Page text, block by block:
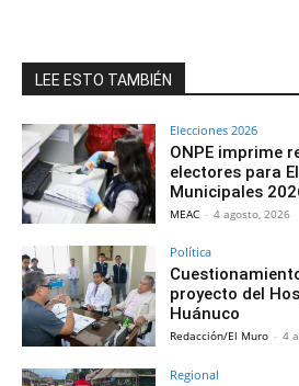
LEE ESTO TAMBIÉN
Elecciones 2026
ONPE imprime
electores para
Municipales
MEAC - 4 agosto, 2026
Política
proyecto del
Huánuco
Redacción/El Muro - 4
Regional